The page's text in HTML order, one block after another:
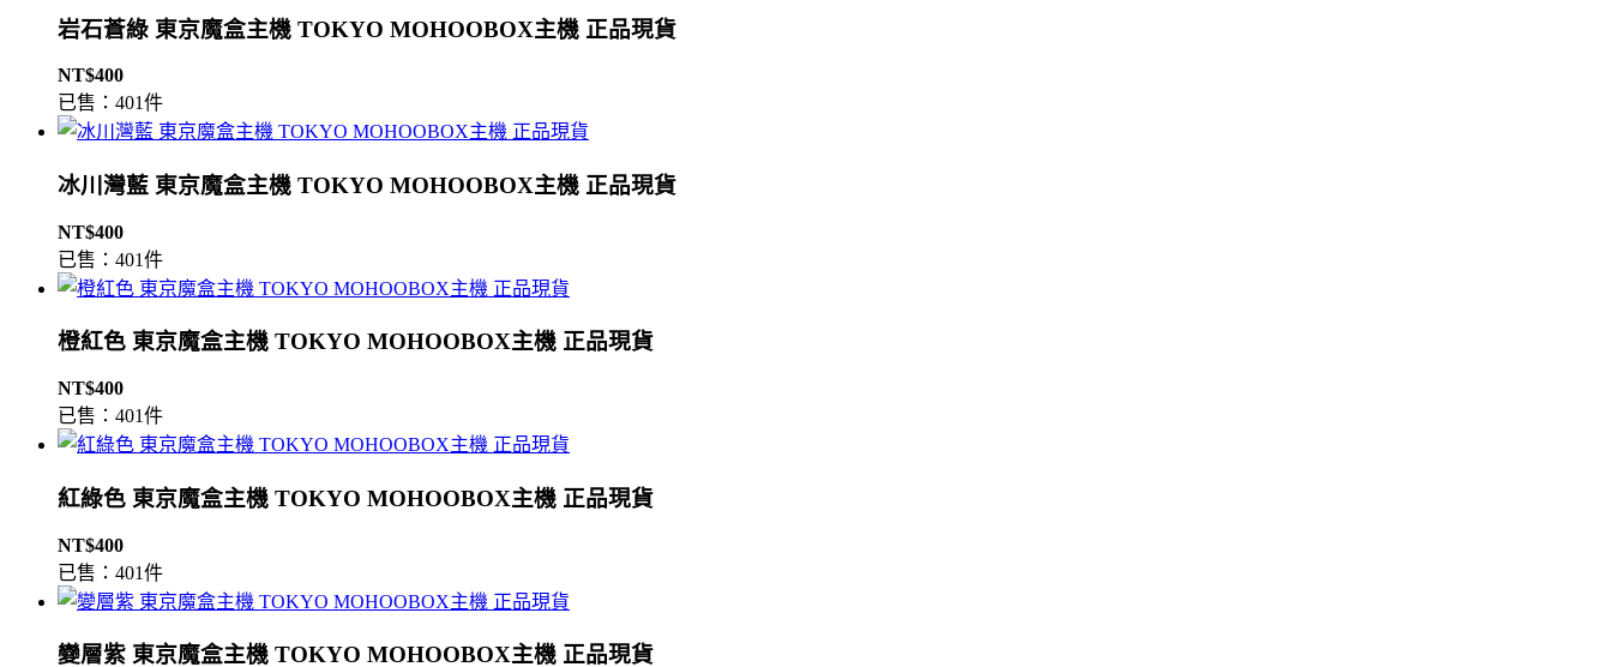
岩石蒼綠 東京魔盒主機 TOKYO MOHOOBOX主機 正品現貨
NT$400
已售：401件
冰川灣藍 東京魔盒主機 TOKYO MOHOOBOX主機 正品現貨
NT$400
已售：401件
橙紅色 東京魔盒主機 TOKYO MOHOOBOX主機 正品現貨
NT$400
已售：401件
紅綠色 東京魔盒主機 TOKYO MOHOOBOX主機 正品現貨
NT$400
已售：401件
變層紫 東京魔盒主機 TOKYO MOHOOBOX主機 正品現貨